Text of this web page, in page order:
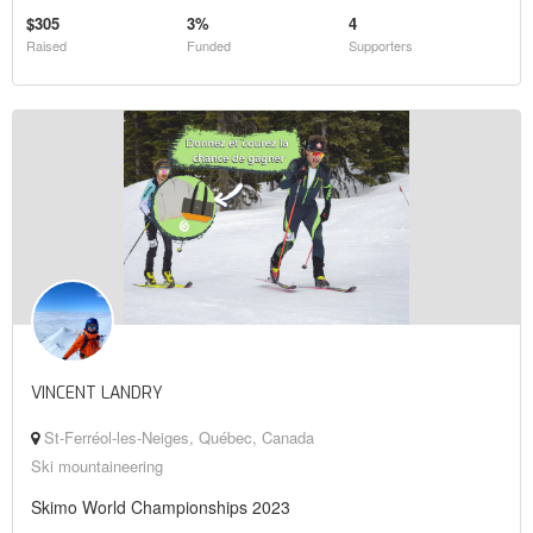
$305
Raised
3%
Funded
4
Supporters
VINCENT LANDRY
St-Ferréol-les-Neiges, Québec, Canada
Ski mountaineering
Skimo World Championships 2023